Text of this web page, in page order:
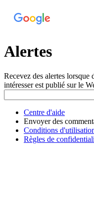
Alertes
Recevez des alertes lorsque
intéresser est publié sur le
Centre d'aide
Envoyer des
Conditions
Règles de